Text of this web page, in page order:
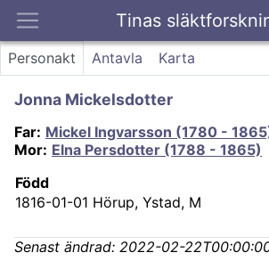
Tinas
Kontakt
Personakt Antavla Karta
Jonna Mickelsdotter
Far: Mickel Ingvarsson (1780 -
Mor: Elna Persdotter (1788 - 1865)
Född
1816-01-01 Hörup, Ystad, M
Senast ändrad: 2022-02-